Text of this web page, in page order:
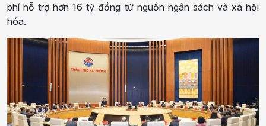
phí hỗ trợ hơn 16 tỷ đồng từ nguồn ngân sách và xã hội
hóa.